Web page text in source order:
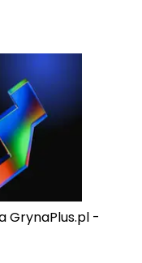
GrynaPlus.pl -